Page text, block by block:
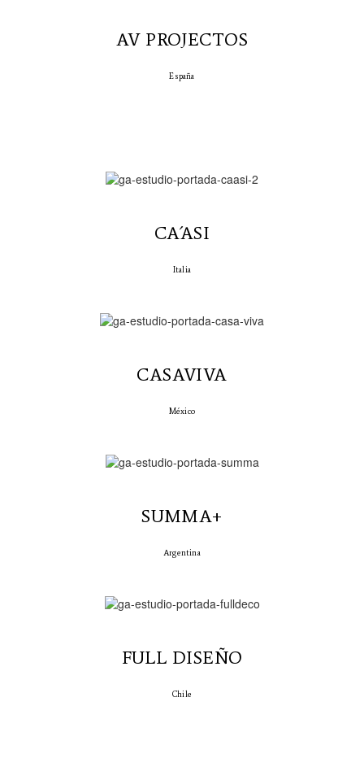
AV PROJECTOS
España
CA´ASI
Italia
CASAVIVA
México
SUMMA+
Argentina
FULL DISEÑO
Chile